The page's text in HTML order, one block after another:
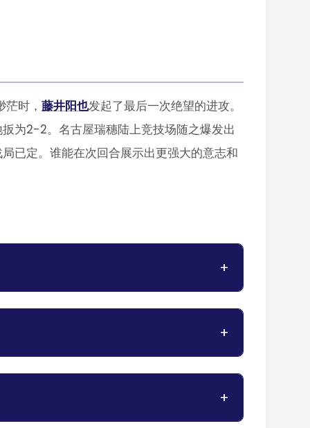
时， 藤井阳也发起了最后一次绝望的进攻。
为2-2。名古屋瑞穗陆上竞技场随之爆发出
已定。谁能在次回合展示出更强大的意志和